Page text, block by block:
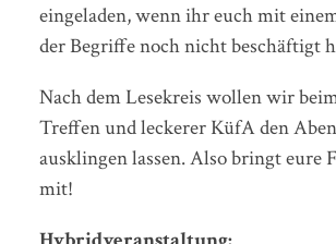
eingeladen, wenn ihr euch mit
der Begriffe noch nicht beschäftigt
Nach dem Lesekreis wollen wir
Treffen und leckerer KüfA den
ausklingen lassen. Also bringt eure
mit!